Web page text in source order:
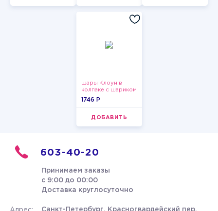
шары Клоун в
колпаке с шариком
1746 P
ДОБАВИТЬ
603-40-20
Принимаем заказы
с 9:00 до 00:00
Доставка круглосуточно
Санкт-Петербург, Красногвардейский пер.